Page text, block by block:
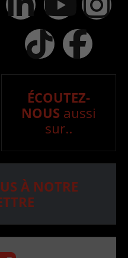
ÉCOUTEZ-
NOUS aussi
sur..
À NOTRE